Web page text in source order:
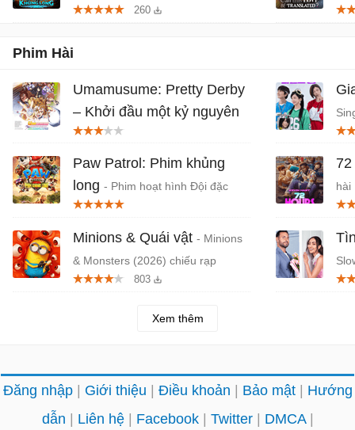
Phim anime hành động, thần thoại
260
Be
Phim Hài
Umamusume: Pretty Derby
– Khởi đầu một kỷ nguyên
mới- Phim anime phiêu lưu Nhật
Bản chiếu rạp
Paw Patrol: Phim khủng
long - Phim hoạt hình Đội đặc
nhiệm siêu đẳng 2026
Minions & Quái vật - Minions
& Monsters (2026) chiếu rạp
803
hài
Xem thêm
Đăng nhập Giới thiệu Điều khoản Bảo mật
Hướng
dẫn
Liên hệ Facebook Twitter DMCA